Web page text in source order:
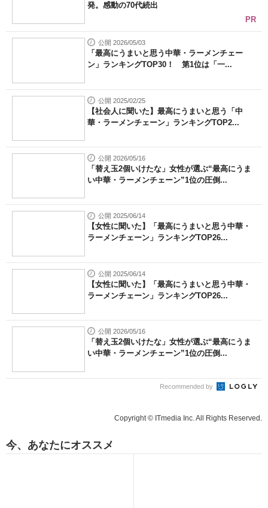
発。感動の70代続出
PR
公開 2026/05/03
「最高にうまいと思う中華・ラーメンチェー
ン」ランキングTOP30！ 第1位は「一...
公開 2025/02/25
【社会人に聞いた】最高にうまいと思う「中
華・ラーメンチェーン」ランキングTOP2...
公開 2026/05/16
「替え玉2個いけたな」女性が選ぶ“最高にうま
い中華・ラーメンチェーン”1位の圧倒...
公開 2025/06/14
【女性に聞いた】「最高にうまいと思う中華・
ラーメンチェーン」ランキングTOP26...
公開 2025/06/14
【女性に聞いた】「最高にうまいと思う中華・
ラーメンチェーン」ランキングTOP26...
公開 2026/05/16
「替え玉2個いけたな」女性が選ぶ“最高にうま
い中華・ラーメンチェーン”1位の圧倒...
Recommended by
Copyright © ITmedia Inc. All Rights Reserved.
今、あなたにオススメ